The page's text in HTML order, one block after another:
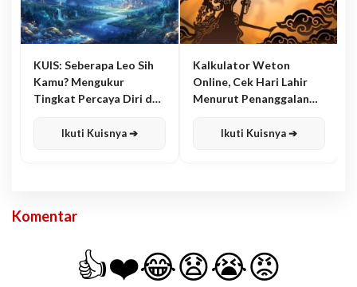
KUIS: Seberapa Leo Sih
Kamu? Mengukur
Tingkat Percaya Diri dan
Ikuti Kuisnya ➔
Kalkulator Weton
Online, Cek Hari Lahir
Menurut Penanggalan
Ikuti Kuisnya ➔
Komentar
👍❤️😂😧😭😡